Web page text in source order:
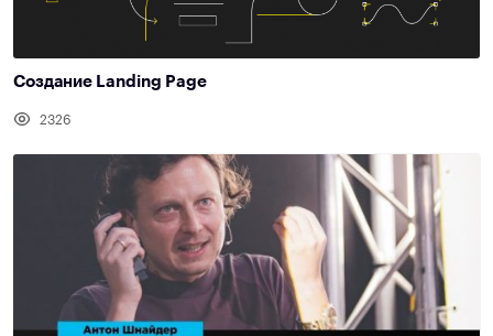
Создание Landing Page
2326